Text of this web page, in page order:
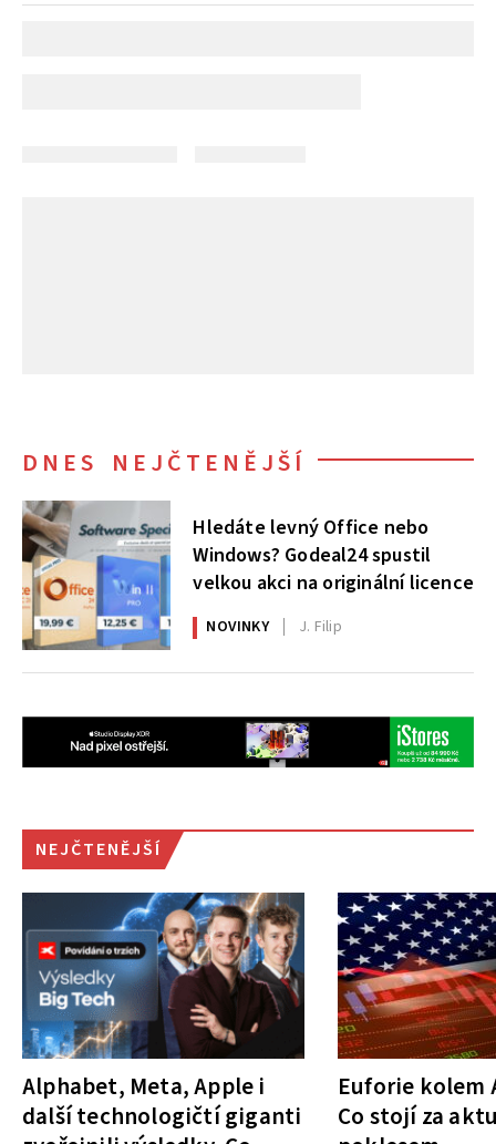
DNES NEJČTENĚJŠÍ
Hledáte levný Office nebo
Windows? Godeal24 spustil
velkou akci na originální licence
NOVINKY J. Filip
NEJČTENĚJŠÍ
Alphabet, Meta, Apple i
další technologičtí giganti
Euforie kolem
Co stojí za